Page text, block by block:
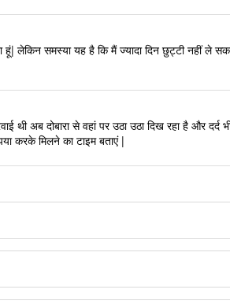
हूं| लेकिन समस्या यह है कि मैं ज्यादा दिन छुट्टी नहीं ले
थी अब दोबारा से वहां पर उठा उठा दिख रहा है और दर्द
करके मिलने का टाइम बताएं |